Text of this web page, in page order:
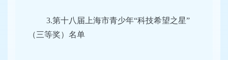
3.第十八届上海市青少年“科技希望之星”
（三等奖）名单